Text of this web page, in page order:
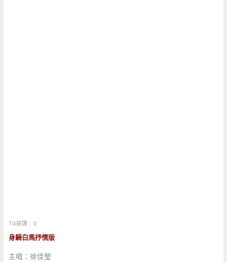
TG按讚：0
身騎白馬抒情版
主唱：徐佳瑩